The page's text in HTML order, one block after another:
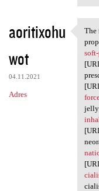
aoritixohu
wot
04.11.2021
Adres
The
The